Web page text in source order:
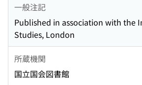
一般注記
Published in association with the
Studies, London
所蔵機関
国立国会図書館